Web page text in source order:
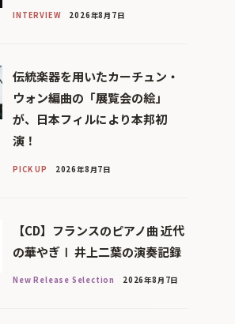
INTERVIEW 2026年8月7日
伝統楽器を用いたカーチュン・
ウォン編曲の「展覧会の絵」
が、日本フィルにより本邦初
演！
PICK UP 2026年8月7日
【CD】フランスのピアノ曲 近代
の華やぎⅠ 井上二葉の演奏記録
New Release Selection 2026年8月7日